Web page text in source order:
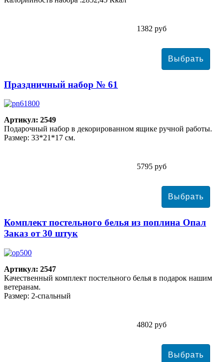
1382 руб
Праздничный набор № 61
Артикул: 2549
Подарочный набор в декорированном ящике ручной работы.
Размер: 33*21*17 см.
5795 руб
Комплект постельного белья из поплина Опал
Заказ от 30 штук
Артикул: 2547
Качественный комплект постельного белья в подарок нашим
ветеранам.
Размер: 2-спальный
4802 руб